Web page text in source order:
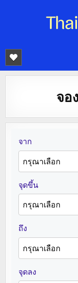
จองตั๋วรถออน
จอ